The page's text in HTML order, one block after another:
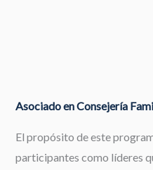
Asociado en Consejería
El propósito de este
participantes como líderes